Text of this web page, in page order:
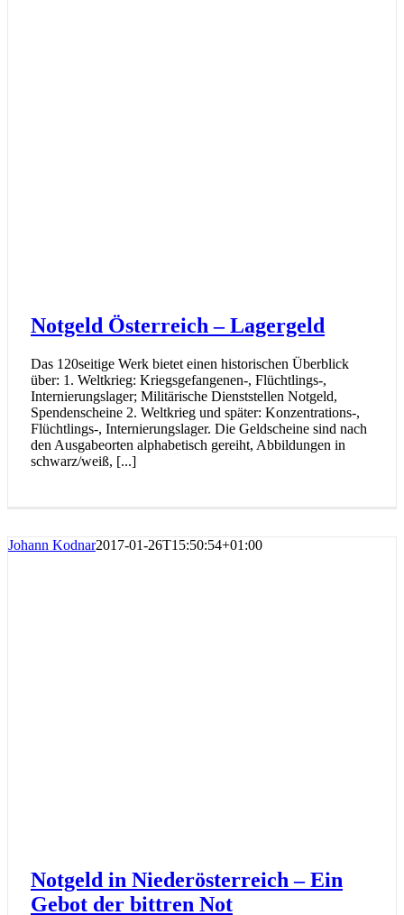
Notgeld Österreich – Lagergeld
Das 120seitige Werk bietet einen historischen Überblick
über: 1. Weltkrieg: Kriegsgefangenen-, Flüchtlings-,
Internierungslager; Militärische Dienststellen Notgeld,
Spendenscheine 2. Weltkrieg und später: Konzentrations-,
Flüchtlings-, Internierungslager. Die Geldscheine sind nach
den Ausgabeorten alphabetisch gereiht, Abbildungen in
schwarz/weiß, [...]
Johann Kodnar2017-01-26T15:50:54+01:00
Notgeld in Niederösterreich – Ein
Gebot der bittren Not